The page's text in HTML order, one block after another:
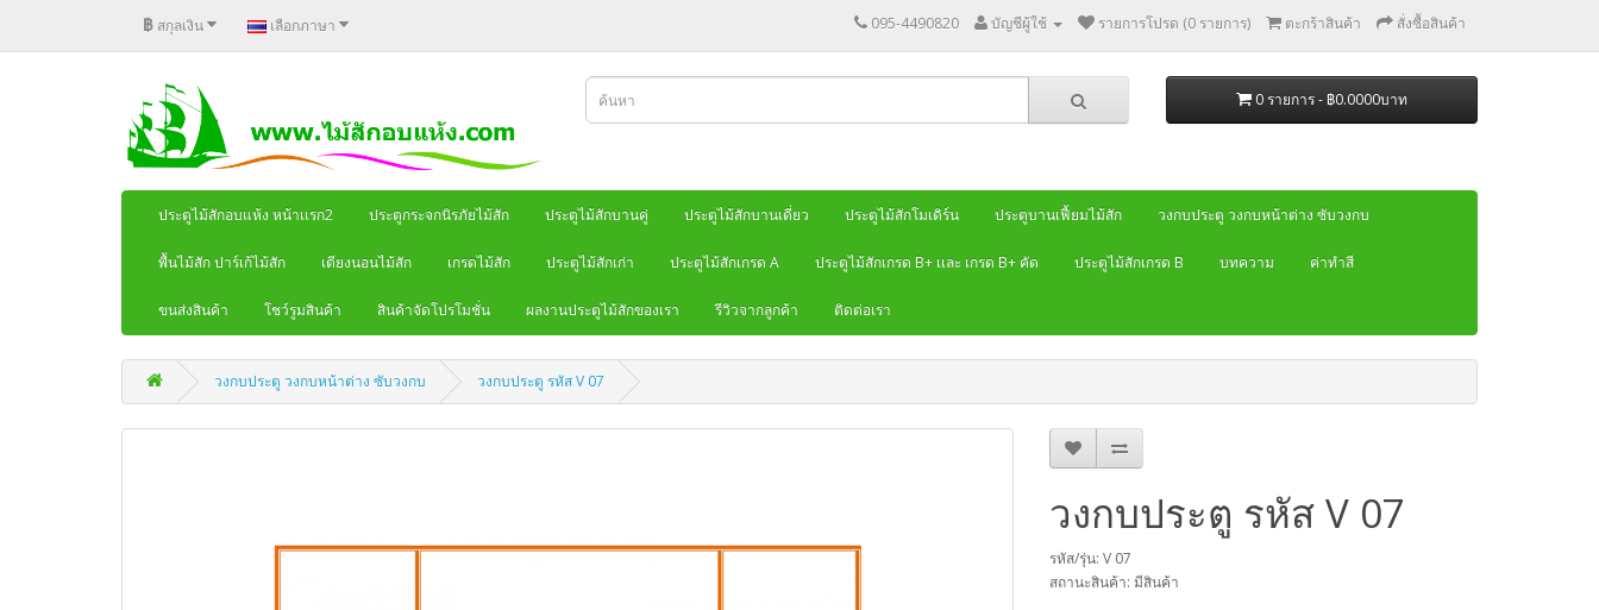
฿ สกุลเงิน เลือกภาษา 095-4490820 บัญชีผู้ใช้ รายการโปรด (0 รายการ) ตะกร้าสินค้า สั่งซื้อสินค้า
0 รายการ - ฿0.0000บาท
ประตูไม้สักอบแห้ง หน้าเเรก2 ประตูกระจกนิรภัยไม้สัก ประตูไม้สักบานคู่ ประตูไม้สักบานเดี่ยว ประตูไม้สักโมเดิร์น ประตูบานเฟี้ยมไม้สัก วงกบประตู วงกบหน้าต่าง ซับวงกบ
พื้นไม้สัก ปาร์เก้ไม้สัก เตียงนอนไม้สัก เกรดไม้สัก ประตูไม้สักเก่า ประตูไม้สักเกรด A ประตูไม้สักเกรด B+ เเละ เกรด B+ คัด ประตูไม้สักเกรด B บทความ ค่าทำสี
ขนส่งสินค้า โชว์รูมสินค้า สินค้าจัดโปรโมชั่น ผลงานประตูไม้สักของเรา รีวิวจากลูกค้า ติดต่อเรา
วงกบประตู วงกบหน้าต่าง ซับวงกบ วงกบประตู รหัส V 07
วงกบประตู รหัส V 07
รหัส/รุ่น: V 07
สถานะสินค้า: มีสินค้า